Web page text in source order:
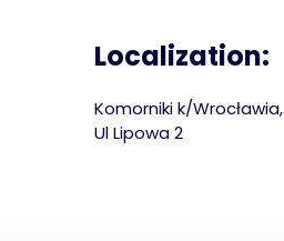
Localization:
Komorniki k/Wrocławia,
Ul Lipowa 2